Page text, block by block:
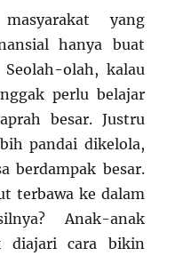
yang
hanya buat
olah, kalau
perlu belajar
besar. Justru
pandai dikelola,
berdampak besar.
terbawa ke dalam
Anak-anak
diajari cara bikin